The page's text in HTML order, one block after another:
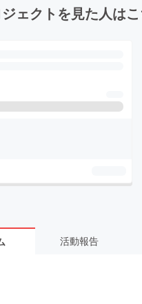
ェクトを見た人は
活動報告